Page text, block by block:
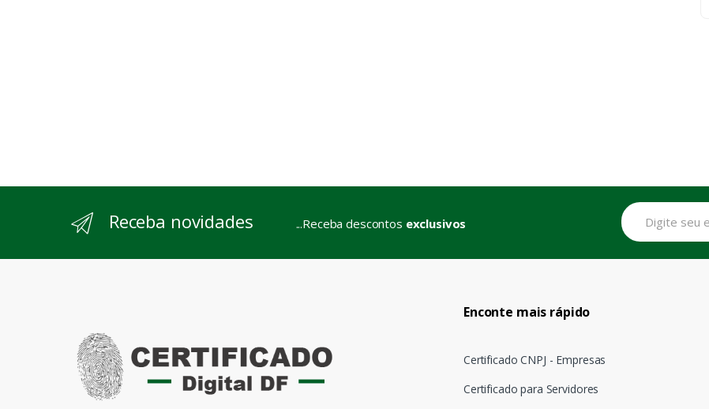
Receba novidades ...Receba descontos exclusivos
Enconte mais rápido
Certificado CNPJ - Empresas
Certificado para Servidores